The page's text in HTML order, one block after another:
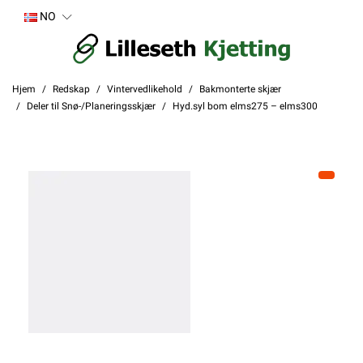
NO
Hjem Redskap Vintervedlikehold
Bakmonterte skjær
Deler til Snø-/Planeringsskjær
Hyd.syl bom elms275 – elms300